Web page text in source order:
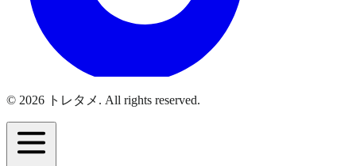
© 2026 トレタメ. All rights reserved.